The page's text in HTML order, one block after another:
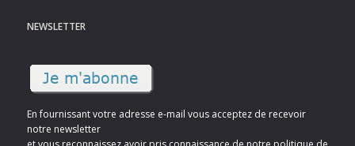
NEWSLETTER
En fournissant votre adresse e-mail vous acceptez de recevoir
notre newsletter